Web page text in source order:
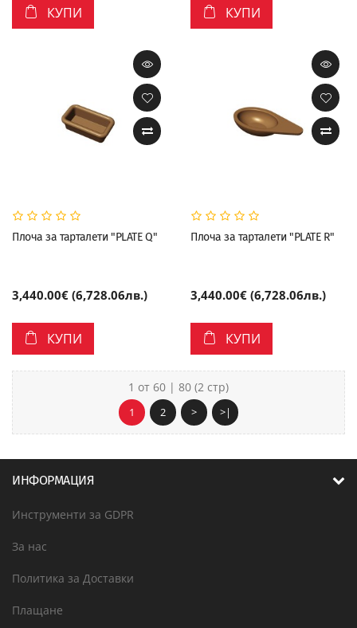
КУПИ КУПИ
Плоча за тарталети "PLATE Q"
3,440.00€ (6,728.06лв.)
КУПИ
Плоча за тарталети "PLATE R"
3,440.00€ (6,728.06лв.)
КУПИ
1 от 60 | 80 (2 стр)
1 2 > >|
ИНФОРМАЦИЯ
Инструменти за GDPR
За нас
Политика за Доставки
Плащане